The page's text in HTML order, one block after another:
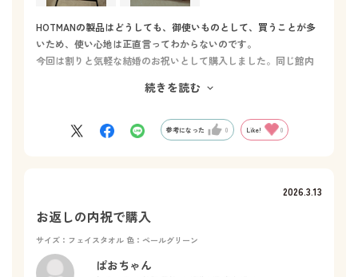
HOTMANの製品はどうしても、御使いものとして、買うことが多
いため、使い心地は正直言ってわからないのです。
今回は割りと気軽な結婚のお祝いとして購入しました。同じ館内
というサービスにつられて？ちょうど、結婚祝いを探していたの
最寄りの駅前のテナントビルに入っていたHOTMANが撤退して
しまい、もうHOTMANの商品を送贈ることは出来ないんだな、と
私は40年近くも前に、自分の結婚祝いにHOTMANの、大きなボ
ディバスタオルを頂き、その時がHOTMANの商品を手にした初め
た。ただ、かなりの地厚で、しまうのもスペースを取るので、こ
の大きさでもう少し薄手のものがあると良いのに、といつも思っ
続きを読む
参考になった 0 Like! 0
2026.3.13
お返しの内祝で購入
サイズ：フェイスタオル 色：ペールグリーン
ぱおちゃん